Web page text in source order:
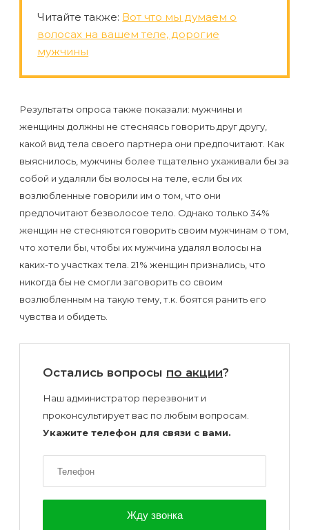
Читайте также: Вот что мы думаем о
волосах на вашем теле, дорогие
мужчины
Результаты опроса также показали: мужчины и
женщины должны не стесняясь говорить друг другу,
какой вид тела своего партнера они предпочитают. Как
выяснилось, мужчины более тщательно ухаживали бы за
собой и удаляли бы волосы на теле, если бы их
возлюбленные говорили им о том, что они
предпочитают безволосое тело. Однако только 34%
женщин не стесняются говорить своим мужчинам о том,
что хотели бы, чтобы их мужчина удалял волосы на
каких-то участках тела. 21% женщин признались, что
никогда бы не смогли заговорить со своим
возлюбленным на такую тему, т.к. боятся ранить его
чувства и обидеть.
Остались вопросы по акции?
Наш администратор перезвонит и
проконсультирует вас по любым вопросам.
Укажите телефон для связи с вами.